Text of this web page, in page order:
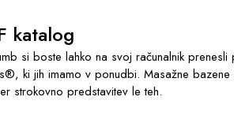
katalog
si boste lahko na svoj računalnik
ki jih imamo v ponudbi. Masažne
strokovno predstavitev le teh.